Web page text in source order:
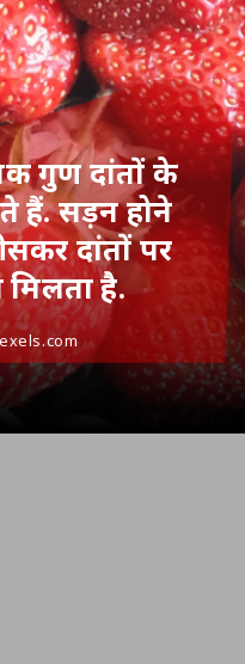
गुण दांतों के
हैं. सड़न होने
दांतों पर
है.